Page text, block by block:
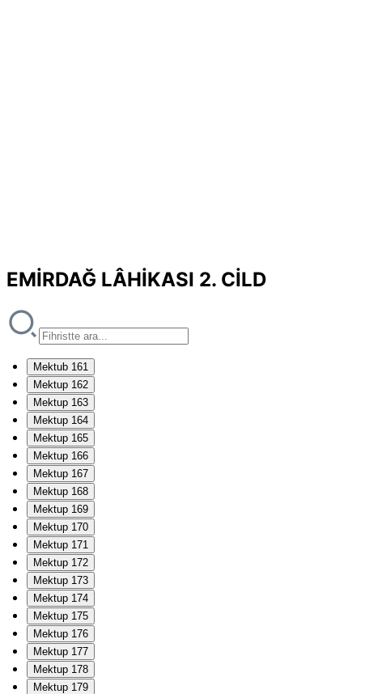
EMİRDAĞ LÂHİKASI 2. CİLD
Mektub 161
Mektup 162
Mektup 163
Mektup 164
Mektup 165
Mektup 166
Mektup 167
Mektup 168
Mektup 169
Mektup 170
Mektup 171
Mektup 172
Mektup 173
Mektup 174
Mektup 175
Mektup 176
Mektup 177
Mektup 178
Mektup 179